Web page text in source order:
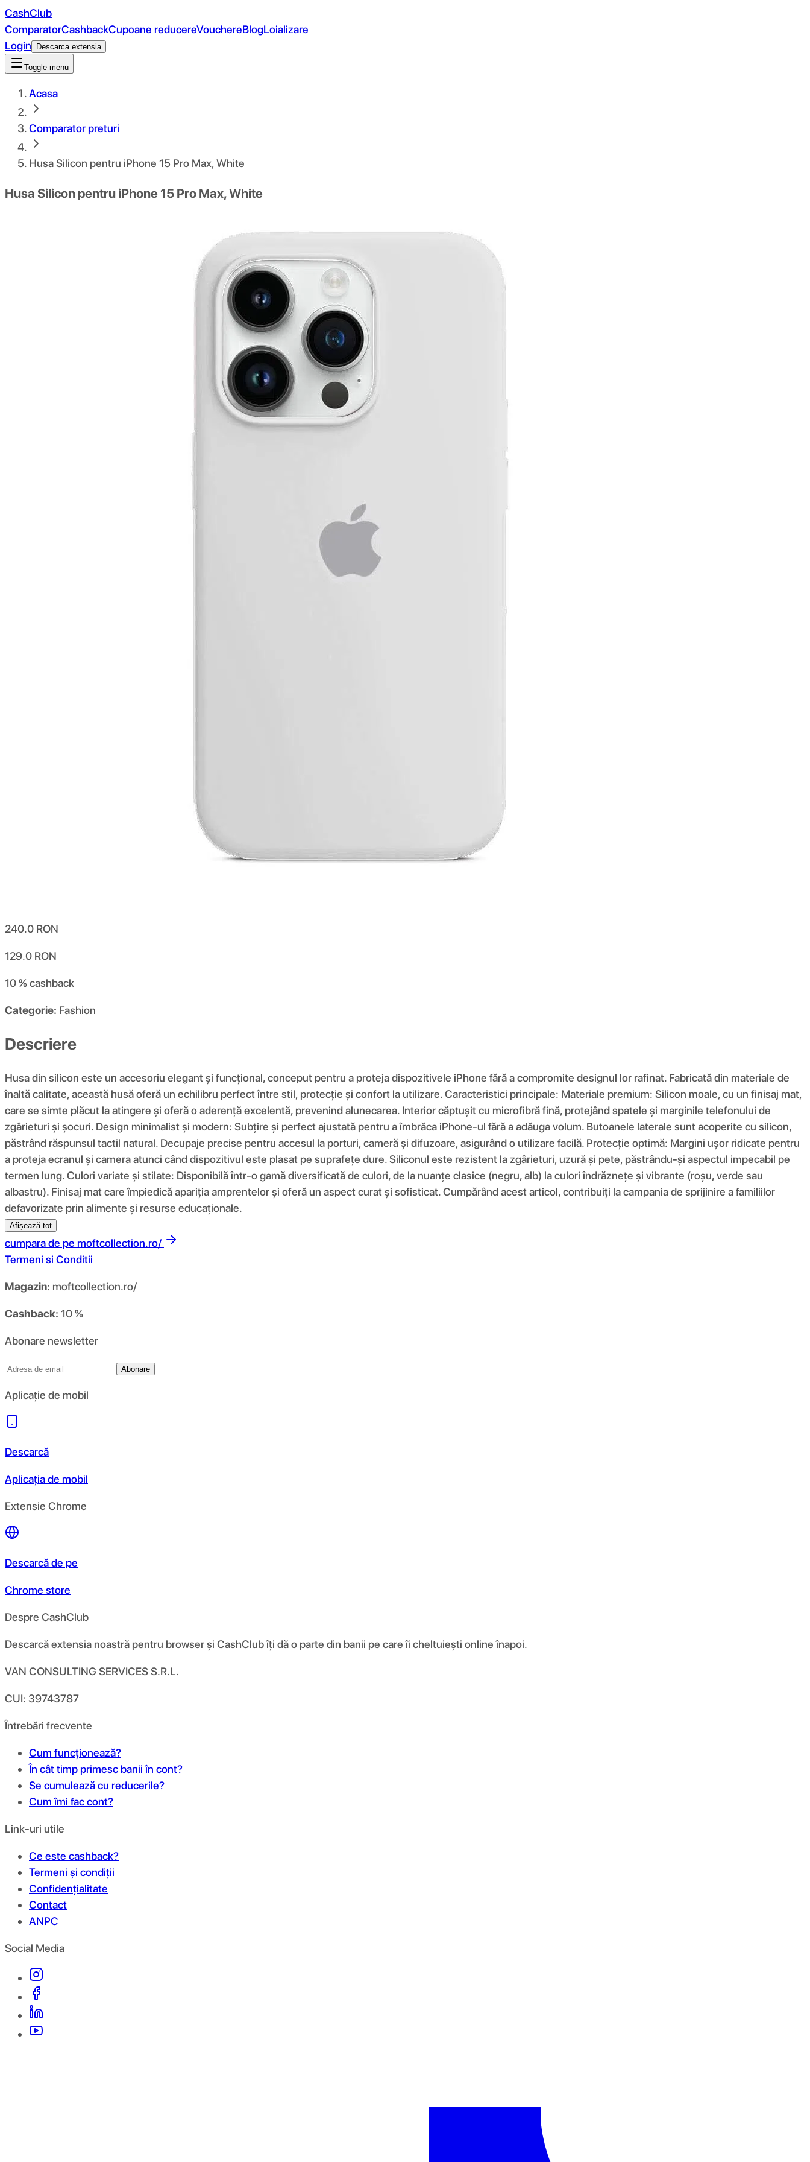
CashClub
ComparatorCashbackCupoane reducereVouchereBlogLoializare
Login
Descarca extensia
Toggle menu
Acasa
Comparator preturi
Husa Silicon pentru iPhone 15 Pro Max, White
Husa Silicon pentru iPhone 15 Pro Max, White
240.0 RON
129.0 RON
10 %cashback
Categorie: Fashion
Descriere
Husa din silicon este un accesoriu elegant și funcțional, conceput pentru a proteja dispozitivele iPhone fără a compromite designul lor rafinat. Fabricată din materiale de
înaltă calitate, această husă oferă un echilibru perfect între stil, protecție și confort la utilizare. Caracteristici principale: Materiale premium: Silicon moale, cu un finisaj mat,
care se simte plăcut la atingere și oferă o aderență excelentă, prevenind alunecarea. Interior căptușit cu microfibră fină, protejând spatele și marginile telefonului de
zgârieturi și șocuri. Design minimalist și modern: Subțire și perfect ajustată pentru a îmbrăca iPhone-ul fără a adăuga volum. Butoanele laterale sunt acoperite cu silicon,
păstrând răspunsul tactil natural. Decupaje precise pentru accesul la porturi, cameră și difuzoare, asigurând o utilizare facilă. Protecție optimă: Margini ușor ridicate pentru
a proteja ecranul și camera atunci când dispozitivul este plasat pe suprafețe dure. Siliconul este rezistent la zgârieturi, uzură și pete, păstrându-și aspectul impecabil pe
termen lung. Culori variate și stilate: Disponibilă într-o gamă diversificată de culori, de la nuanțe clasice (negru, alb) la culori îndrăznețe și vibrante (roșu, verde sau
albastru). Finisaj mat care împiedică apariția amprentelor și oferă un aspect curat și sofisticat. Cumpărând acest articol, contribuiți la campania de sprijinire a familiilor
defavorizate prin alimente și resurse educaționale.
Afișează tot
cumpara de pe moftcollection.ro/
Termeni si Conditii
Magazin: moftcollection.ro/
Cashback: 10 %
Abonare newsletter
Abonare
Aplicație de mobil
Descarcă
Aplicația de mobil
Extensie Chrome
Descarcă de pe
Chrome store
Despre CashClub
Descarcă extensia noastră pentru browser și CashClub îți dă o parte din banii pe care îi cheltuiești online înapoi.
VAN CONSULTING SERVICES S.R.L.
CUI: 39743787
Întrebări frecvente
Cum funcționează?
În cât timp primesc banii în cont?
Se cumulează cu reducerile?
Cum îmi fac cont?
Link-uri utile
Ce este cashback?
Termeni și condiții
Confidențialitate
Contact
ANPC
Social Media